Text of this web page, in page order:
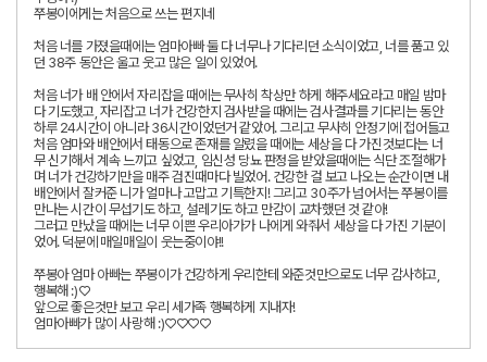
쭈봉이에게는 처음으로 쓰는 편지네
처음 너를 가졌을때에는 엄마아빠 둘 다 너무나 기다리던 소식이었고, 너를 품고 있
던 38주 동안은 울고 웃고 많은 일이 있었어.
처음 너가 배 안에서 자리잡을 때에는 무사히 착상만 하게 해주세요라고 매일 밤마
다 기도했고, 자리잡고 너가 건강한지 검사받을 때에는 검사결과를 기다리는 동안
하루 24시간이 아니라 36시간이었던거 같았어. 그리고 무사히 안정기에 접어들고
처음 엄마와 배안에서 태동으로 존재를 알렸을 때에는 세상을 다 가진것보다는 너
무 신기해서 계속 느끼고 싶었고, 임신성 당뇨 판정을 받았을때에는 식단 조절해가
며 너가 건강하기만을 매주 검진때마다 빌었어. 건강한 걸 보고 나오는 순간이면 내
배안에서 잘커준 니가 얼마나 고맙고 기특한지! 그리고 30주가 넘어서는 쭈봉이를
만나는 시간이 무섭기도 하고, 설레기도 하고 만감이 교차했던 것 같아!
그러고 만났을 때에는 너무 이쁜 우리아가가 나에게 와줘서 세상을 다 가진 기분이
었어. 덕분에 매일매일이 웃는중이야!!
쭈봉아 엄마 아빠는 쭈봉이가 건강하게 우리한테 와준것만으로도 너무 감사하고,
행복해 :)♡
앞으로 좋은것만 보고 우리 세가족 행복하게 지내자!
엄마아빠가 많이 사랑해 :)♡♡♡♡